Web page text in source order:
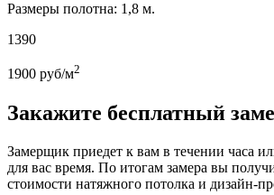
Размеры полотна: 1,8 м.
1390
1900 руб/м2
Закажите бесплатный
Замерщик приедет к вам в течении часа
для вас время. По итогам замера вы
стоимости натяжного потолка и дизайн-